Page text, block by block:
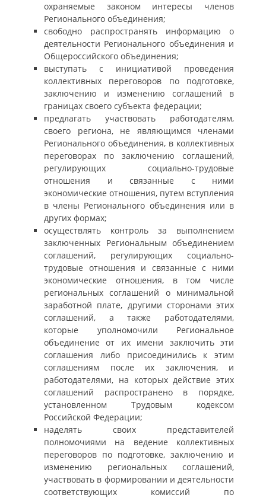
охраняемые законом интересы членов
Регионального объединения;
свободно распространять информацию о
деятельности Регионального объединения и
Общероссийского объединения;
выступать с инициативой проведения
коллективных переговоров по подготовке,
заключению и изменению соглашений в
границах своего субъекта федерации;
предлагать участвовать работодателям,
своего региона, не являющимся членами
Регионального объединения, в коллективных
переговорах по заключению соглашений,
регулирующих социально-трудовые
отношения и связанные с ними
экономические отношения, путем вступления
в члены Регионального объединения или в
других формах;
осуществлять контроль за выполнением
заключенных Региональным объединением
соглашений, регулирующих социально-
трудовые отношения и связанные с ними
экономические отношения, в том числе
региональных соглашений о минимальной
заработной плате, другими сторонами этих
соглашений, а также работодателями,
которые уполномочили Региональное
объединение от их имени заключить эти
соглашения либо присоединились к этим
соглашениям после их заключения, и
работодателями, на которых действие этих
соглашений распространено в порядке,
установленном Трудовым кодексом
Российской Федерации;
наделять своих представителей
полномочиями на ведение коллективных
переговоров по подготовке, заключению и
изменению региональных соглашений,
участвовать в формировании и деятельности
соответствующих комиссий по